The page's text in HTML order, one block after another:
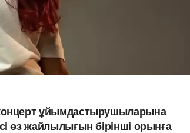
ұйымдастырушыларына
өз жайлылығын бірінші орынға